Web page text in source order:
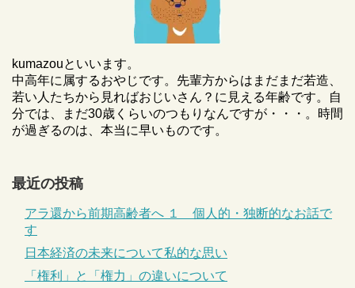
kumazouといいます。
中高年に属するおやじです。先輩方からはまだまだ若造、
若い人たちから見ればおじいさん？に見える年齢です。自
分では、まだ30歳くらいのつもりなんですが・・・。時間
が過ぎるのは、本当に早いものです。
最近の投稿
アラ還から前期高齢者へ １ 個人的・独断的なお話で
す
日本経済の未来について私的な思い
「権利」と「権力」の違いについて